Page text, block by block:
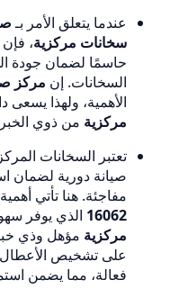
عندما يتعلق الأمر بـ
سخانات مركزية،
حاسمًا لضمان جودة
السخانات. إن مركز
الأهمية، ولهذا يسعى
مركزية من ذوي
تعتبر السخانات
صيانة دورية لضمان
مفاجئة. هنا تأتي أهمية
16062 الذي يوفر
مركزية مؤهل وذي
على تشخيص
فعالة، مما يضمن